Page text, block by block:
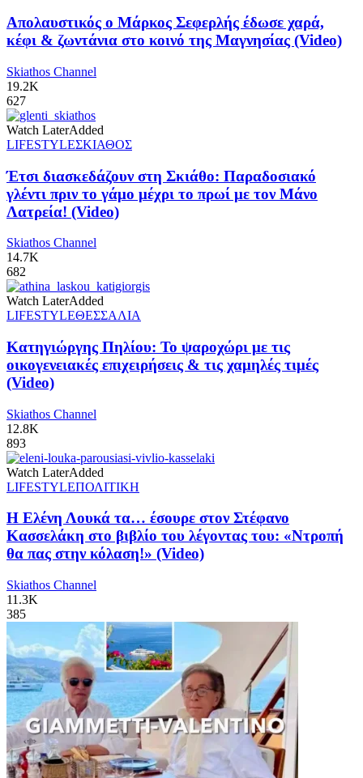
Απολαυστικός ο Μάρκος Σεφερλής έδωσε χαρά,
κέφι & ζωντάνια στο κοινό της Μαγνησίας (Video)
Skiathos Channel
19.2K
627
Watch LaterAdded
LIFESTYLEΣΚΙΑΘΟΣ
Έτσι διασκεδάζουν στη Σκιάθο: Παραδοσιακό
γλέντι πριν το γάμο μέχρι το πρωί με τον Μάνο
Λατρεία! (Video)
Skiathos Channel
14.7K
682
Watch LaterAdded
LIFESTYLEΘΕΣΣΑΛΙΑ
Κατηγιώργης Πηλίου: Το ψαροχώρι με τις
οικογενειακές επιχειρήσεις & τις χαμηλές τιμές
(Video)
Skiathos Channel
12.8K
893
Watch LaterAdded
LIFESTYLEΠΟΛΙΤΙΚΗ
Η Ελένη Λουκά τα… έσουρε στον Στέφανο
Κασσελάκη στο βιβλίο του λέγοντας του: «Ντροπή
θα πας στην κόλαση!» (Video)
Skiathos Channel
11.3K
385